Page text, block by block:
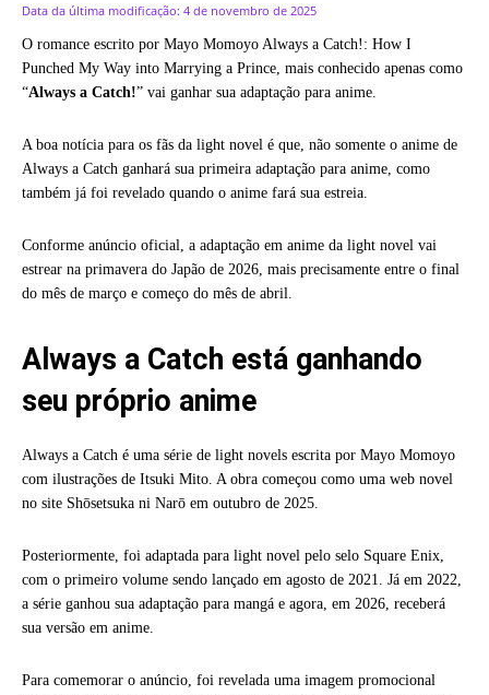
Data da última modificação: 4 de novembro de 2025
O romance escrito por Mayo Momoyo Always a Catch!: How I
Punched My Way into Marrying a Prince, mais conhecido apenas como
“Always a Catch!” vai ganhar sua adaptação para anime.
A boa notícia para os fãs da light novel é que, não somente o anime de
Always a Catch ganhará sua primeira adaptação para anime, como
também já foi revelado quando o anime fará sua estreia.
Conforme anúncio oficial, a adaptação em anime da light novel vai
estrear na primavera do Japão de 2026, mais precisamente entre o final
do mês de março e começo do mês de abril.
Always a Catch está ganhando
seu próprio anime
Always a Catch é uma série de light novels escrita por Mayo Momoyo
com ilustrações de Itsuki Mito. A obra começou como uma web novel
no site Shōsetsuka ni Narō em outubro de 2025.
Posteriormente, foi adaptada para light novel pelo selo Square Enix,
com o primeiro volume sendo lançado em agosto de 2021. Já em 2022,
a série ganhou sua adaptação para mangá e agora, em 2026, receberá
sua versão em anime.
Para comemorar o anúncio, foi revelada uma imagem promocional